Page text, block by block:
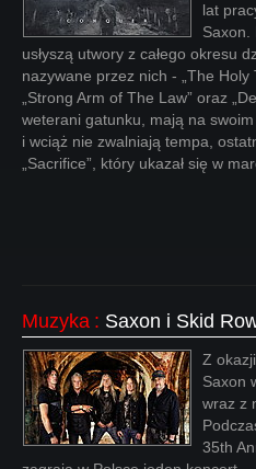
lat
Saxon.
usłyszą utwory z całego okresu
nazywane przez nich - „The Holy
„Strong Arm of The Law” oraz
weterani gatunku, mają na
i wciąż nie zwalniają tempa,
„Sacrifice”, który ukazał się w
Muzyka : Saxon i Skid
Z
Saxon
wraz z
35th